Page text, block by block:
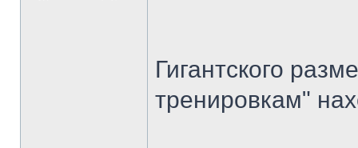
Гигантского
тренировкам"